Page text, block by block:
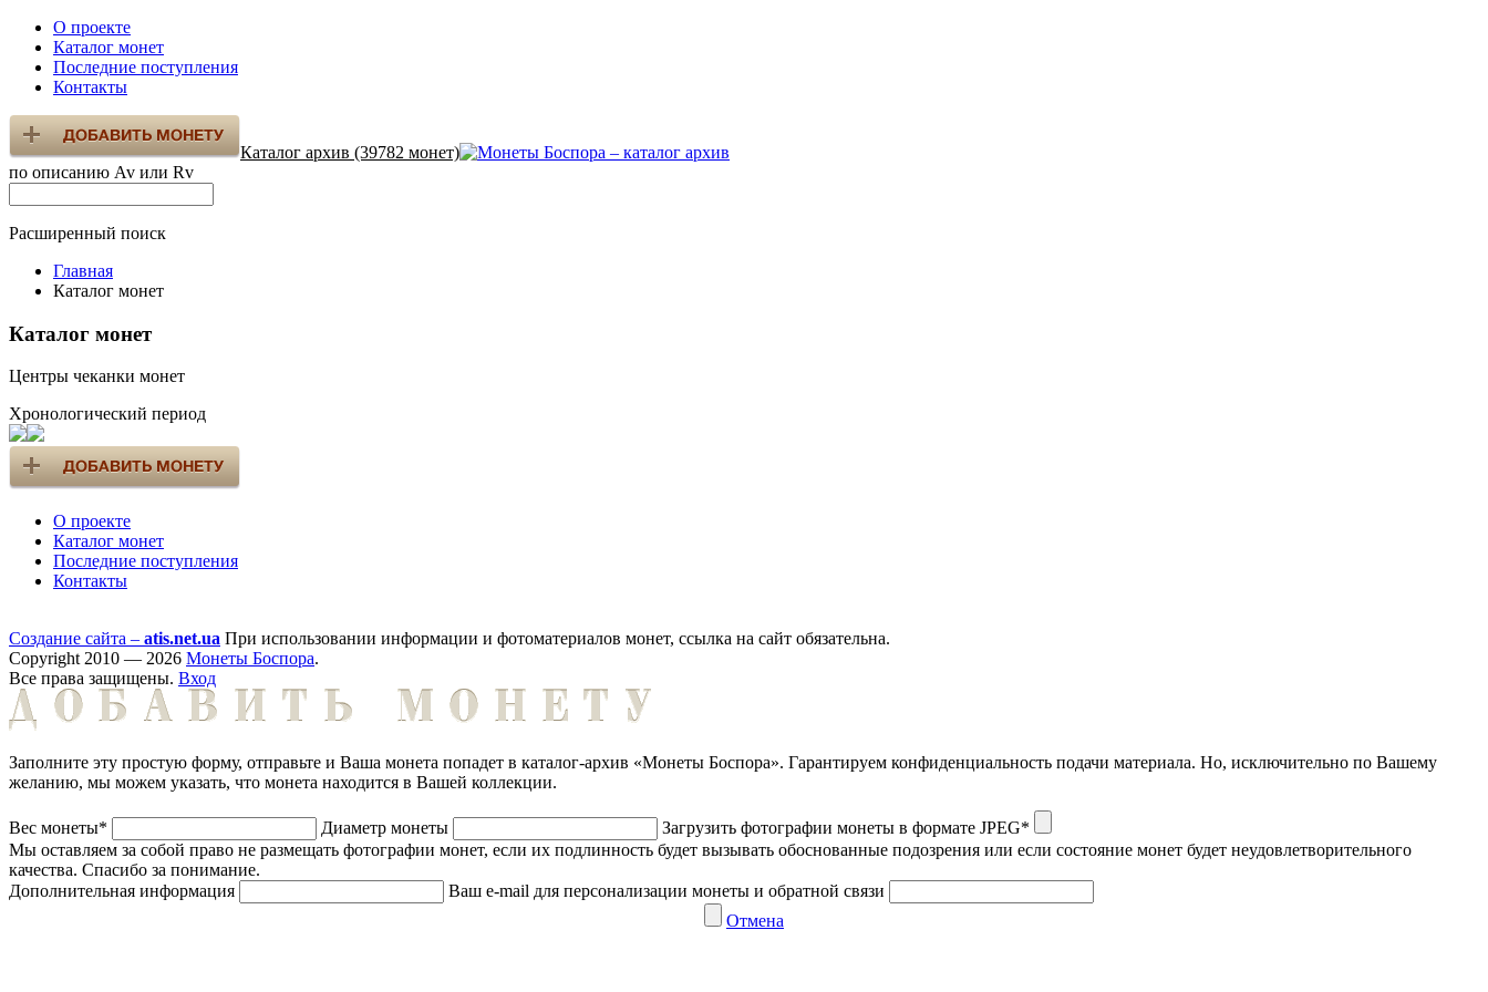
О проекте
Каталог монет
Последние поступления
Контакты
Каталог архив (39782 монет)
по описанию Av или Rv
Расширенный поиск
Главная
Каталог монет
Каталог монет
Центры чеканки монет
Хронологический период
О проекте
Каталог монет
Последние поступления
Контакты
Создание сайта – atis.net.ua При использовании информации и фотоматериалов монет, ссылка на сайт обязательна.
Copyright 2010 — 2026 Монеты Боспора.
Все права защищены. Вход
Заполните эту простую форму, отправьте и Ваша монета попадет в каталог-архив «Монеты Боспора». Гарантируем конфиденциальность подачи материала. Но, исключительно по Вашему
желанию, мы можем указать, что монета находится в Вашей коллекции.
Вес монеты* Диаметр монеты
Загрузить фотографии монеты в формате JPEG*
Мы оставляем за собой право не размещать фотографии монет, если их подлинность будет вызывать обоснованные подозрения или если состояние монет будет неудовлетворительного
качества. Спасибо за понимание.
Дополнительная информация
Ваш e-mail для персонализации монеты и обратной связи
Отмена